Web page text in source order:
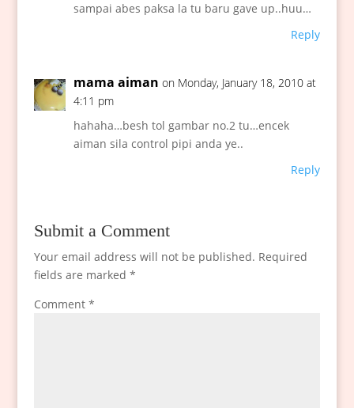
sampai abes paksa la tu baru gave up..huu…
Reply
mama aiman on Monday, January 18, 2010 at
4:11 pm
hahaha…besh tol gambar no.2 tu…encek
aiman sila control pipi anda ye..
Reply
Submit a Comment
Your email address will not be published. Required
fields are marked *
Comment *